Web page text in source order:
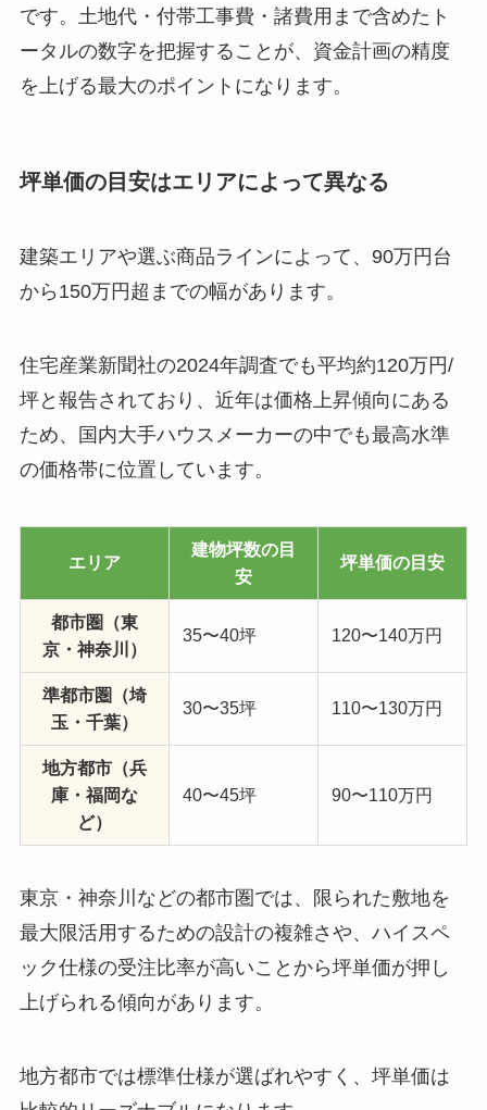
です。土地代・付帯工事費・諸費用まで含めたト
ータルの数字を把握することが、資金計画の精度
を上げる最大のポイントになります。
坪単価の目安はエリアによって異なる
建築エリアや選ぶ商品ラインによって、90万円台
から150万円超までの幅があります。
住宅産業新聞社の2024年調査でも平均約120万円/
坪と報告されており、近年は価格上昇傾向にある
ため、国内大手ハウスメーカーの中でも最高水準
の価格帯に位置しています。
エリア
建物坪数の目
安
坪単価の目安
都市圏（東
京・神奈川）
35〜40坪 120〜140万円
準都市圏（埼
玉・千葉）
30〜35坪 110〜130万円
地方都市（兵
庫・福岡な
ど）
40〜45坪 90〜110万円
東京・神奈川などの都市圏では、限られた敷地を
最大限活用するための設計の複雑さや、ハイスペ
ック仕様の受注比率が高いことから坪単価が押し
上げられる傾向があります。
地方都市では標準仕様が選ばれやすく、坪単価は